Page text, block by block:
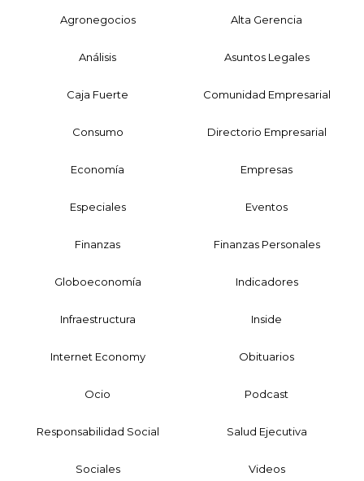
Agronegocios Alta Gerencia
Análisis Asuntos Legales
Caja Fuerte Comunidad Empresarial
Consumo Directorio Empresarial
Economía Empresas
Especiales Eventos
Finanzas Finanzas Personales
Globoeconomía Indicadores
Infraestructura Inside
Internet Economy Obituarios
Ocio Podcast
Responsabilidad Social Salud Ejecutiva
Sociales Videos